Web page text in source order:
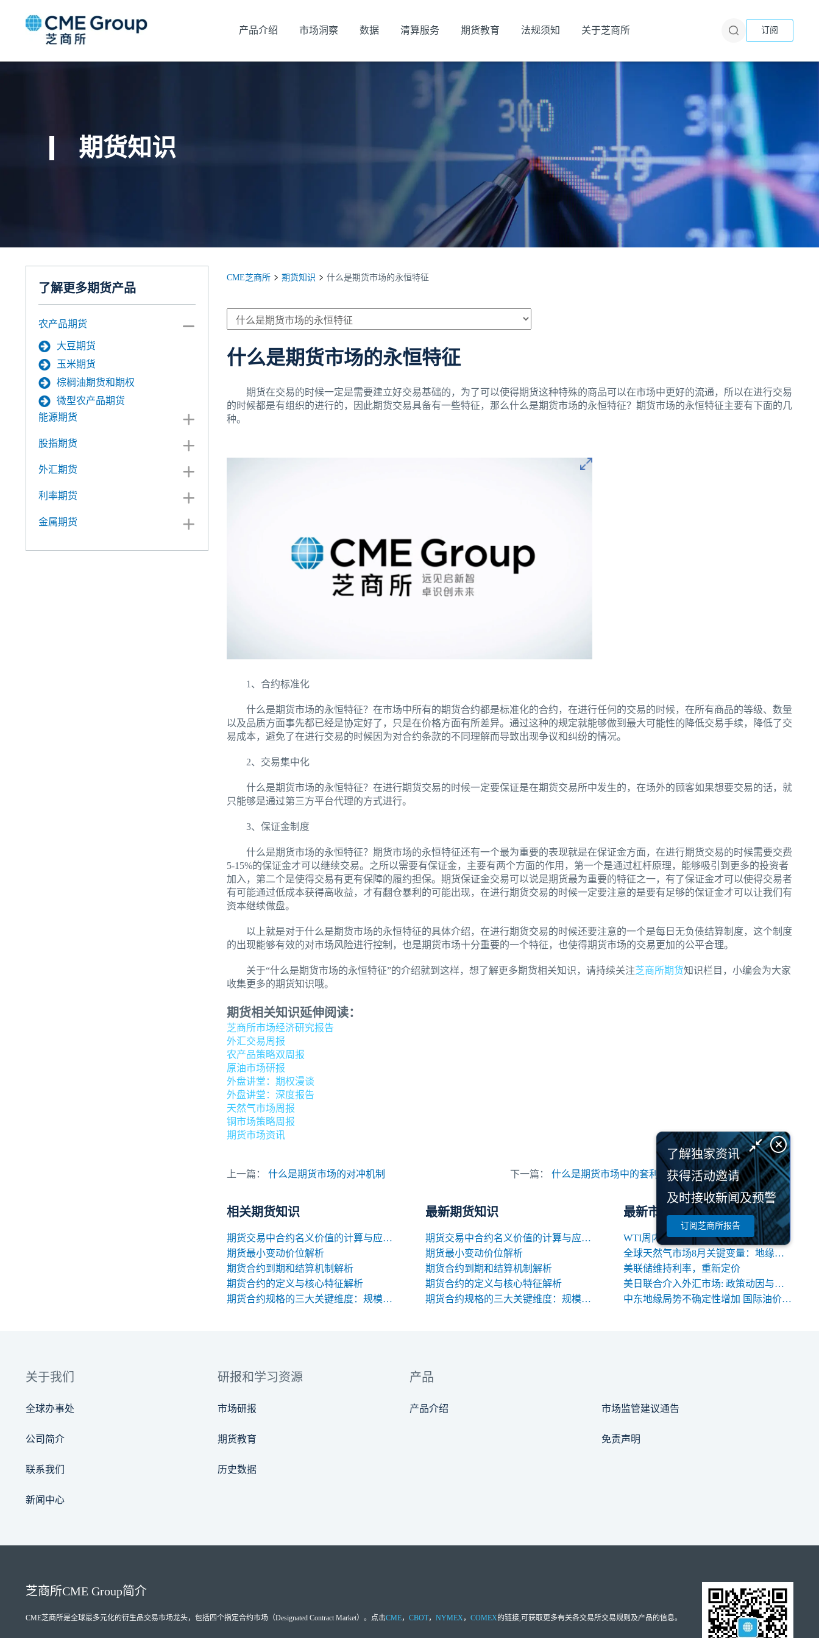
产品介绍 市场洞察 数据 清算服务 期货教育 法规须知 关于芝商所 订阅
期货知识
了解更多期货产品
农产品期货
大豆期货
玉米期货
棕榈油期货和期权
微型农产品期货
能源期货
股指期货
外汇期货
利率期货
金属期货
CME芝商所 期货知识 什么是期货市场的永恒特征
什么是期货市场的永恒特征
期货在交易的时候一定是需要建立好交易基础的，为了可以使得期货这种特殊的商品可以在市场中更好的流通，所以在进行交易
的时候都是有组织的进行的，因此期货交易具备有一些特征，那么什么是期货市场的永恒特征？期货市场的永恒特征主要有下面的几
种。
1、合约标准化
什么是期货市场的永恒特征？在市场中所有的期货合约都是标准化的合约，在进行任何的交易的时候，在所有商品的等级、数量
以及品质方面事先都已经是协定好了，只是在价格方面有所差异。通过这种的规定就能够做到最大可能性的降低交易手续，降低了交
易成本，避免了在进行交易的时候因为对合约条款的不同理解而导致出现争议和纠纷的情况。
2、交易集中化
什么是期货市场的永恒特征？在进行期货交易的时候一定要保证是在期货交易所中发生的，在场外的顾客如果想要交易的话，就
只能够是通过第三方平台代理的方式进行。
3、保证金制度
什么是期货市场的永恒特征？期货市场的永恒特征还有一个最为重要的表现就是在保证金方面，在进行期货交易的时候需要交费
5-15%的保证金才可以继续交易。之所以需要有保证金，主要有两个方面的作用，第一个是通过杠杆原理，能够吸引到更多的投资者
加入，第二个是使得交易有更有保障的履约担保。期货保证金交易可以说是期货最为重要的特征之一，有了保证金才可以使得交易者
有可能通过低成本获得高收益，才有翻仓暴利的可能出现，在进行期货交易的时候一定要注意的是要有足够的保证金才可以让我们有
资本继续做盘。
以上就是对于什么是期货市场的永恒特征的具体介绍，在进行期货交易的时候还要注意的一个是每日无负债结算制度，这个制度
的出现能够有效的对市场风险进行控制，也是期货市场十分重要的一个特征，也使得期货市场的交易更加的公平合理。
关于“什么是期货市场的永恒特征”的介绍就到这样，想了解更多期货相关知识，请持续关注芝商所期货知识栏目，小编会为大家
收集更多的期货知识哦。
期货相关知识延伸阅读：
芝商所市场经济研究报告
外汇交易周报
农产品策略双周报
原油市场研报
外盘讲堂：期权漫谈
外盘讲堂：深度报告
天然气市场周报
铜市场策略周报
期货市场资讯
上一篇： 什么是期货市场的对冲机制 下一篇： 什么是期货市场中的套利交易 套利交易的优势有哪些
相关期货知识
期货交易中合约名义价值的计算与应用解析
期货最小变动价位解析
期货合约到期和结算机制解析
期货合约的定义与核心特征解析
期货合约规格的三大关键维度：规模、交割与标准化
最新期货知识
期货交易中合约名义价值的计算与应用解析
期货最小变动价位解析
期货合约到期和结算机制解析
期货合约的定义与核心特征解析
期货合约规格的三大关键维度：规模、交割与标准化
最新市场研报
WTI周内回落逾10%，OPEC+增产信号背后的多空暗涌
全球天然气市场8月关键变量：地缘、天气与库存
美联储维持利率，重新定价
美日联合介入外汇市场: 政策动因与中长期影响
中东地缘局势不确定性增加 国际油价高位震荡
了解独家资讯
获得活动邀请
及时接收新闻及预警
订阅芝商所报告
关于我们
全球办事处
公司简介
联系我们
新闻中心
研报和学习资源
市场研报
期货教育
历史数据
产品
产品介绍 市场监管建议通告
免责声明
芝商所CME Group简介
CME芝商所是全球最多元化的衍生品交易市场龙头，包括四个指定合约市场（Designated Contract Market）。点击CME， CBOT， NYMEX ， COMEX的链接,可获取更多有关各交易所交易规则及产品的信息。